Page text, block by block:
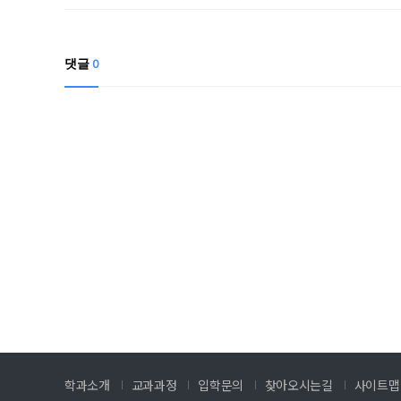
댓글0
학과소개 교과과정 입학문의 찾아오시는길 사이트맵